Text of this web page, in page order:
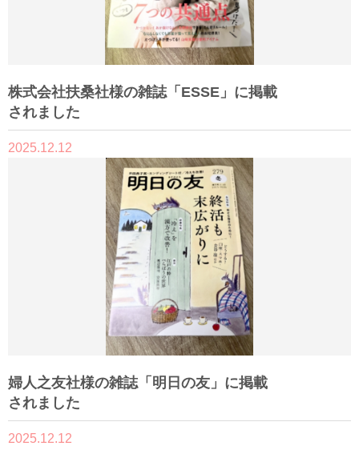
株式会社扶桑社様の雑誌「ESSE」に掲載
されました
2025.12.12
婦人之友社様の雑誌「明日の友」に掲載
されました
2025.12.12